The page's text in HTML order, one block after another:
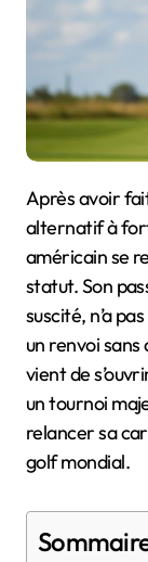
Après avoir fait le pari risqué de rejoindre un circuit
alternatif à
américain se
statut. Son
suscité, n’a
un renvoi
vient de
un tournoi
relancer sa
golf mondial.